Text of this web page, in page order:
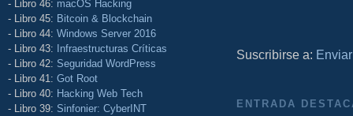
- Libro 46: macOS Hacking
- Libro 45: Bitcoin & Blockchain
- Libro 44: Windows Server 2016
- Libro 43: Infraestructuras Críticas
- Libro 42: Seguridad WordPress
- Libro 41: Got Root
- Libro 40: Hacking Web Tech
- Libro 39: Sinfonier: CyberINT
Suscribirse a:
ENTRADA